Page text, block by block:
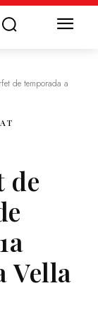
de temporada a
de
Vella